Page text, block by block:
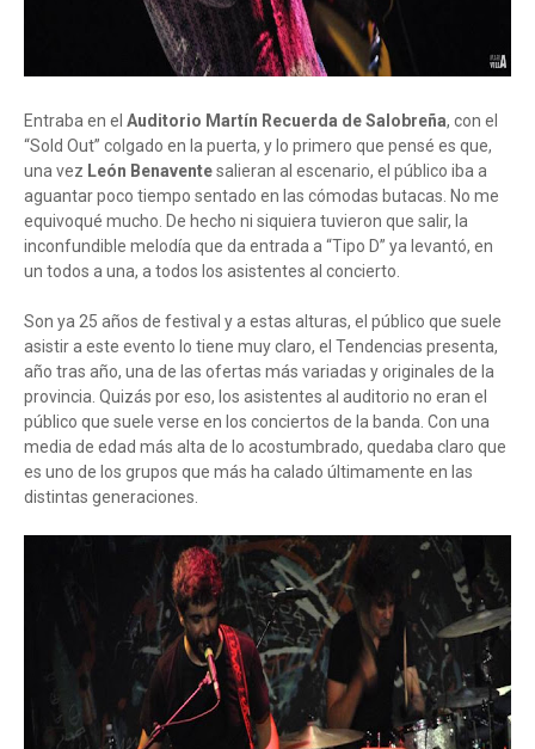
Entraba en el Auditorio Martín Recuerda de Salobreña, con el
“Sold Out” colgado en la puerta, y lo primero que pensé es que,
una vez León Benaventesalieran al escenario, el público iba a
aguantar poco tiempo sentado en las cómodas butacas. No me
equivoqué mucho. De hecho ni siquiera tuvieron que salir, la
inconfundible melodía que da entrada a “Tipo D” ya levantó, en
un todos a una, a todos los asistentes al concierto.
Son ya 25 años de festival y a estas alturas, el público que suele
asistir a este evento lo tiene muy claro, el Tendencias presenta,
año tras año, una de las ofertas más variadas y originales de la
provincia. Quizás por eso, los asistentes al auditorio no eran el
público que suele verse en los conciertos de la banda. Con una
media de edad más alta de lo acostumbrado, quedaba claro que
es uno de los grupos que más ha calado últimamente en las
distintas generaciones.